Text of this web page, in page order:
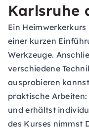
Karlsruhe
Ein
einer kurzen
Werkzeuge.
verschiedene
ausprobieren
praktische
und erhältst
des Kurses nimmst